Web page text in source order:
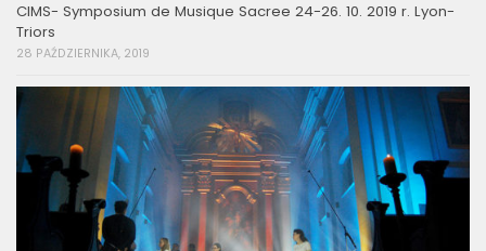
CIMS- Symposium de Musique Sacree 24-26. 10. 2019 r. Lyon-
Triors
28 PAŹDZIERNIKA, 2019